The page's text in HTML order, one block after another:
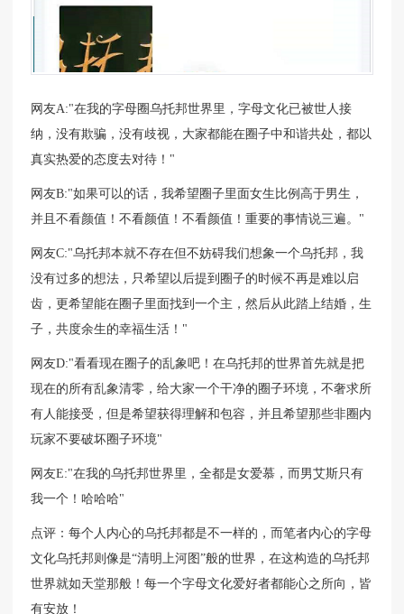
网友A:"在我的字母圈乌托邦世界里，字母文化已被世人接
纳，没有欺骗，没有歧视，大家都能在圈子中和谐共处，都以
真实热爱的态度去对待！"
网友B:"如果可以的话，我希望圈子里面女生比例高于男生，
并且不看颜值！不看颜值！不看颜值！重要的事情说三遍。"
网友C:"乌托邦本就不存在但不妨碍我们想象一个乌托邦，我
没有过多的想法，只希望以后提到圈子的时候不再是难以启
齿，更希望能在圈子里面找到一个主，然后从此踏上结婚，生
子，共度余生的幸福生活！"
网友D:"看看现在圈子的乱象吧！在乌托邦的世界首先就是把
现在的所有乱象清零，给大家一个干净的圈子环境，不奢求所
有人能接受，但是希望获得理解和包容，并且希望那些非圈内
玩家不要破坏圈子环境"
网友E:"在我的乌托邦世界里，全都是女爱慕，而男艾斯只有
我一个！哈哈哈"
点评：每个人内心的乌托邦都是不一样的，而笔者内心的字母
文化乌托邦则像是“清明上河图”般的世界，在这构造的乌托邦
世界就如天堂那般！每一个字母文化爱好者都能心之所向，皆
有安放！